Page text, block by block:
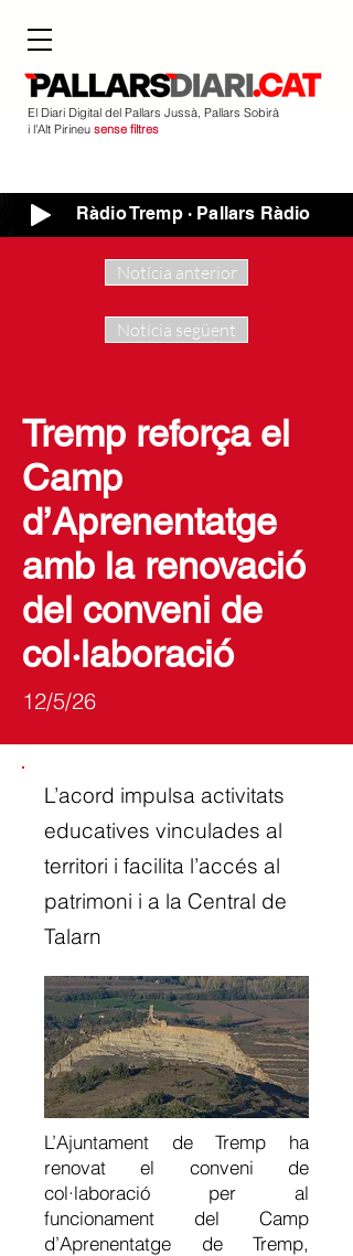
Ràdio Tremp · Pallars Ràdio
El Diari Digital del Pallars Jussà, Pallars Sobirà
i l'Alt Pirineu sense filtres
Notícia anterior
Notícia següent
Tremp reforça el
Camp
d’Aprenentatge
amb la renovació
del conveni de
col·laboració
12/5/26
L’acord impulsa activitats
educatives vinculades al
territori i facilita l’accés al
patrimoni i a la Central de
Talarn
L’Ajuntament de Tremp ha
renovat el conveni de
col·laboració per al
funcionament del Camp
d’Aprenentatge de Tremp,